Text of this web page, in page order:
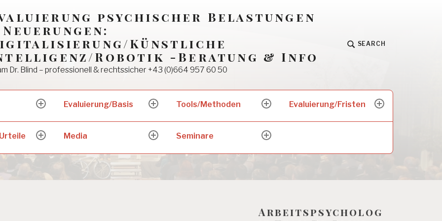
psychischer Belastungen
Neuerungen:
Künstliche
Robotik -Beratung & Info
Dr. Blind – professionell & rechtssicher +43 (0)664 957 60 50
SEARCH
expand
menu
Evaluierung/Basis
expand
menu
Tools/Methoden
expand
menu
Evaluierung/Fristen
expand
menu
expand
menu
Media
expand
menu
Seminare
expand
menu
Arbeitspsycholog